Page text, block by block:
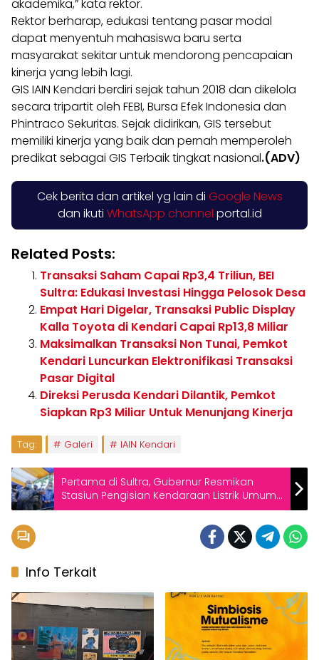
akademika,” kata rektor.
Rektor berharap, edukasi tentang pasar modal
dapat menyentuh mahasiswa baru serta
masyarakat sekitar untuk mendorong pencapaian
kinerja yang lebih lagi.
GIS IAIN Kendari berdiri sejak tahun 2018 dan dikelola
secara tripartit oleh FEBI, Bursa Efek Indonesia dan
Phintraco Sekuritas. Sejak didirikan, GIS tersebut
memiliki kinerja yang baik dan pernah memperoleh
predikat sebagai GIS Terbaik tingkat nasional.(ADV)
Cek berita dan artikel yg lain di Google News
dan ikuti WhatsApp channel portal.id
Related Posts:
Transaksi Saham Capai Rp3,4 Triliun, BEI
Sultra: Edukasi Investasi Hingga Pelosok Desa
Empat Hari Digelar, Transaksi Public Display
Kalla Toyota di Kendari Capai Rp13,8 Miliar
Maksimalkan Transaksi Non Tunai, Pemkot
Kendari Luncurkan Elektronifikasi Transaksi
Pasar Digital
Direksi Perusda Kendari Dilantik, Pemkot
Siapkan Rp3 Miliar Untuk Menunjang Kinerja
Tag: Galeri IAIN Kendari
Pertama di Sultra, Gubernur Resmikan
Stasiun Pengisian Kendaraan Listrik Umum
di Kendari
Info Terkait